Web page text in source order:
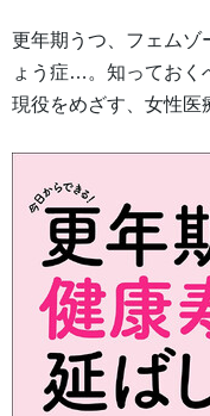
更年期うつ、フェムゾ
ょう症…。知っておく
現役をめざす、女性医